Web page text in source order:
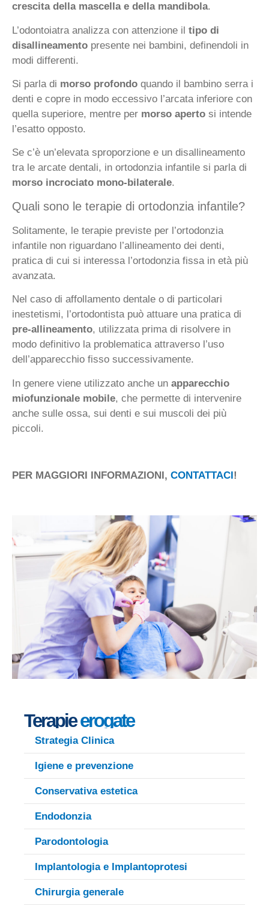
crescita della mascella e della mandibola.
L’odontoiatra analizza con attenzione il tipo di
disallineamento presente nei bambini, definendoli in
modi differenti.
Si parla di morso profondo quando il bambino serra i
denti e copre in modo eccessivo l’arcata inferiore con
quella superiore, mentre per morso aperto si intende
l’esatto opposto.
Se c’è un’elevata sproporzione e un disallineamento
tra le arcate dentali, in ortodonzia infantile si parla di
morso incrociato mono-bilaterale.
Quali sono le terapie di ortodonzia infantile?
Solitamente, le terapie previste per l’ortodonzia
infantile non riguardano l’allineamento dei denti,
pratica di cui si interessa l’ortodonzia fissa in età più
avanzata.
Nel caso di affollamento dentale o di particolari
inestetismi, l’ortodontista può attuare una pratica di
pre-allineamento, utilizzata prima di risolvere in
modo definitivo la problematica attraverso l’uso
dell’apparecchio fisso successivamente.
In genere viene utilizzato anche un apparecchio
miofunzionale mobile, che permette di intervenire
anche sulle ossa, sui denti e sui muscoli dei più
piccoli.
PER MAGGIORI INFORMAZIONI, CONTATTACI !
Terapieerogate
Strategia Clinica
Igiene e prevenzione
Conservativa estetica
Endodonzia
Parodontologia
Implantologia e Implantoprotesi
Chirurgia generale